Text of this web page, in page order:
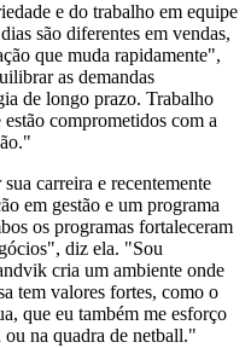
e do trabalho em equipe
são diferentes em vendas,
que muda rapidamente",
as demandas
de longo prazo. Trabalho
comprometidos com a
carreira e recentemente
em gestão e um programa
os programas fortaleceram
diz ela. "Sou
cria um ambiente onde
tem valores fortes, como o
que eu também me esforço
na quadra de netball."